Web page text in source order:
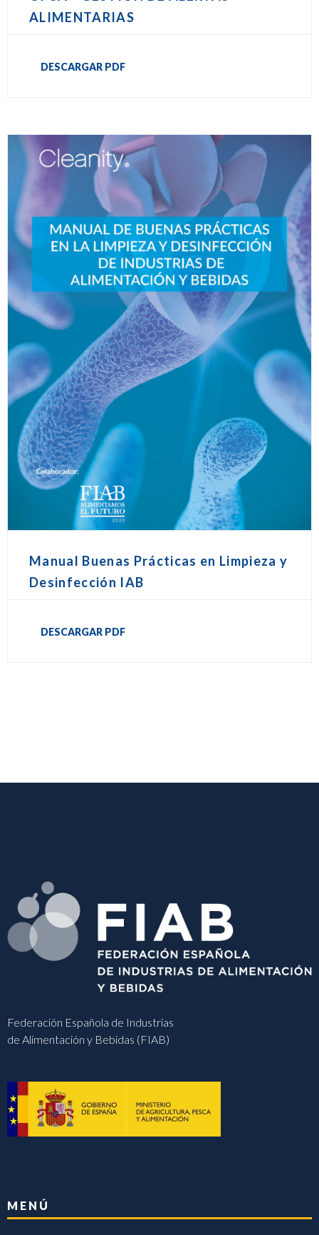
ALIMENTARIAS
DESCARGAR PDF
Manual Buenas Prácticas en Limpieza y
Desinfección IAB
DESCARGAR PDF
Federación Española de Industrias
de Alimentación y Bebidas (FIAB)
MENÚ